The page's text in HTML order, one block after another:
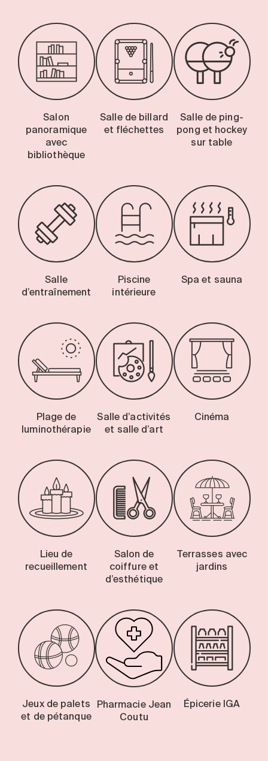
Salon
panoramique
avec
bibliothèque
Salle de billard
et fléchettes
Salle de ping-
pong et hockey
sur table
Salle
d’entraînement
Piscine
intérieure
Spa et sauna
Plage de
luminothérapie
Salle d’activités
et salle d’art
Cinéma
Lieu de
recueillement
Salon de
coiffure et
d’esthétique
Terrasses avec
jardins
Jeux de palets
et de pétanque
Pharmacie Jean
Coutu
Épicerie IGA